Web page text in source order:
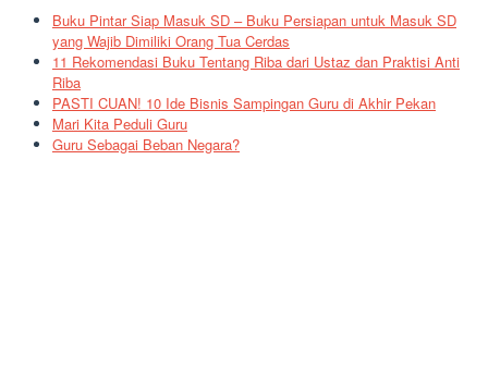
Buku Pintar Siap Masuk SD – Buku Persiapan untuk Masuk SD
yang Wajib Dimiliki Orang Tua Cerdas
11 Rekomendasi Buku Tentang Riba dari Ustaz dan Praktisi Anti
Riba
PASTI CUAN! 10 Ide Bisnis Sampingan Guru di Akhir Pekan
Mari Kita Peduli Guru
Guru Sebagai Beban Negara?